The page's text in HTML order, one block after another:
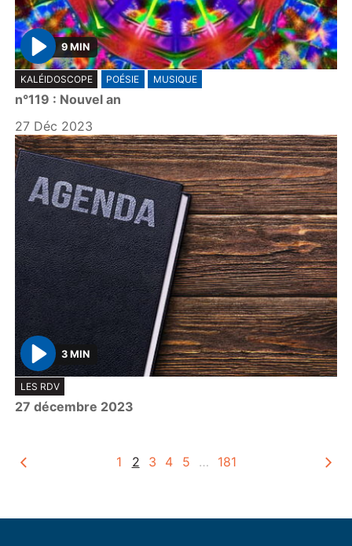
P
l
a
y
9 MIN
KALÉIDOSCOPE POÉSIE MUSIQUE
n°119 : Nouvel an
27 Déc 2023
P
l
a
3 MIN
LES RDV
27 décembre 2023
1 2 3 4 5 … 181